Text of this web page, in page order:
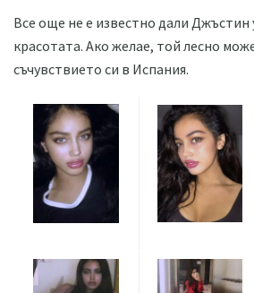
Все още не е известно дали Джъстин
красотата. Ако желае, той лесно
съчувствието си в Испания.